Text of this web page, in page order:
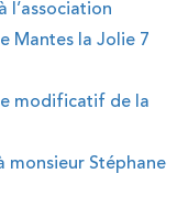
l’association
Mantes la Jolie 7
modificatif de la
monsieur Stéphane